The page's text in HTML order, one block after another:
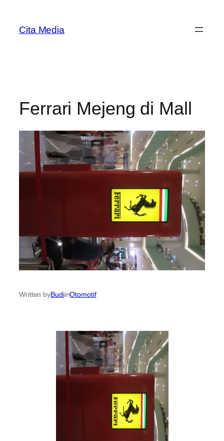
content
Cita Media
Ferrari Mejeng di Mall
Written byBudiinOtomotif